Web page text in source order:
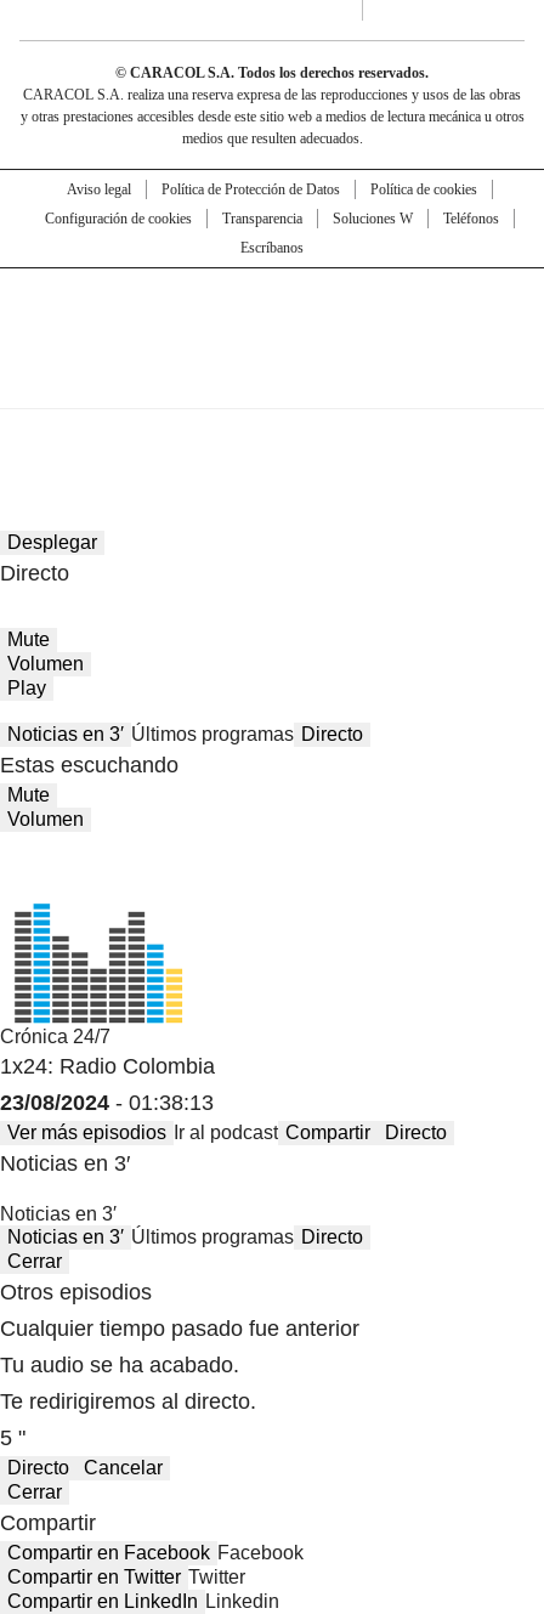
© CARACOL S.A. Todos los derechos reservados.
CARACOL S.A. realiza una reserva expresa de las reproducciones y usos de las obras
y otras prestaciones accesibles desde este sitio web a medios de lectura mecánica u otros
medios que resulten adecuados.
Aviso legal Política de Protección de Datos
Política de cookies
Configuración de cookies
Transparencia Soluciones W
Teléfonos
Escríbanos
Desplegar
Directo
Mute
Volumen
Play
Noticias en 3′ Últimos programas Directo
Estas escuchando
Mute
Volumen
Crónica 24/7
1x24: Radio Colombia
23/08/2024 - 01:38:13
Ver más episodios Ir al podcast Compartir Directo
Noticias en 3′
Noticias en 3′
Noticias en 3′ Últimos programas Directo
Cerrar
Otros episodios
Cualquier tiempo pasado fue anterior
Tu audio se ha acabado.
Te redirigiremos al directo.
5 "
Directo
Cancelar
Cerrar
Compartir
Compartir en Facebook Facebook
Compartir en Twitter Twitter
Compartir en LinkedIn Linkedin